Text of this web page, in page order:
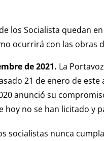
los Socialista quedan
ocurrirá con las obras
de 2021. La
21 de enero de
anunció su
hoy no se han licitado y
socialistas nunca